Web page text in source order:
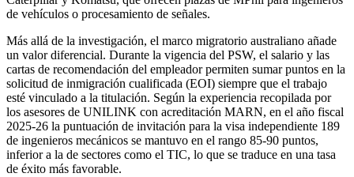
de vehículos o procesamiento de señales.
Más allá de la investigación, el marco migratorio australiano añade
un valor diferencial. Durante la vigencia del PSW, el salario y las
cartas de recomendación del empleador permiten sumar puntos en la
solicitud de inmigración cualificada (EOI) siempre que el trabajo
esté vinculado a la titulación. Según la experiencia recopilada por
los asesores de UNILINK con acreditación MARN, en el año fiscal
2025‑26 la puntuación de invitación para la visa independiente 189
de ingenieros mecánicos se mantuvo en el rango 85‑90 puntos,
inferior a la de sectores como el TIC, lo que se traduce en una tasa
de éxito más favorable.